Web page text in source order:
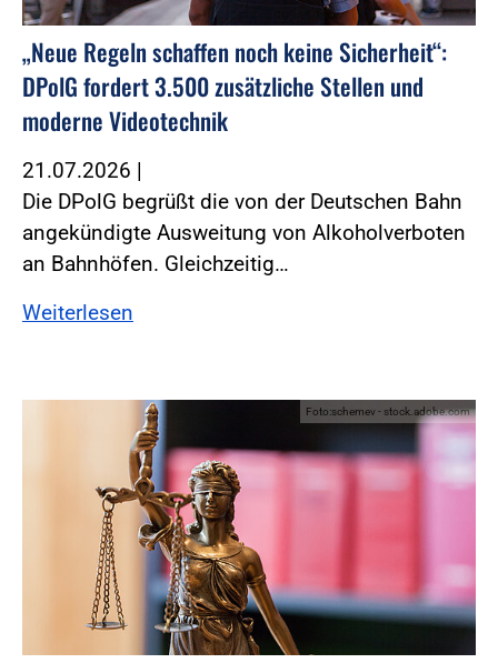
„Neue Regeln schaffen noch keine Sicherheit“:
DPolG fordert 3.500 zusätzliche Stellen und
moderne Videotechnik
21.07.2026 |
Die DPolG begrüßt die von der Deutschen Bahn
angekündigte Ausweitung von Alkoholverboten
an Bahnhöfen. Gleichzeitig…
Weiterlesen
Foto:schemev - stock.adobe.com